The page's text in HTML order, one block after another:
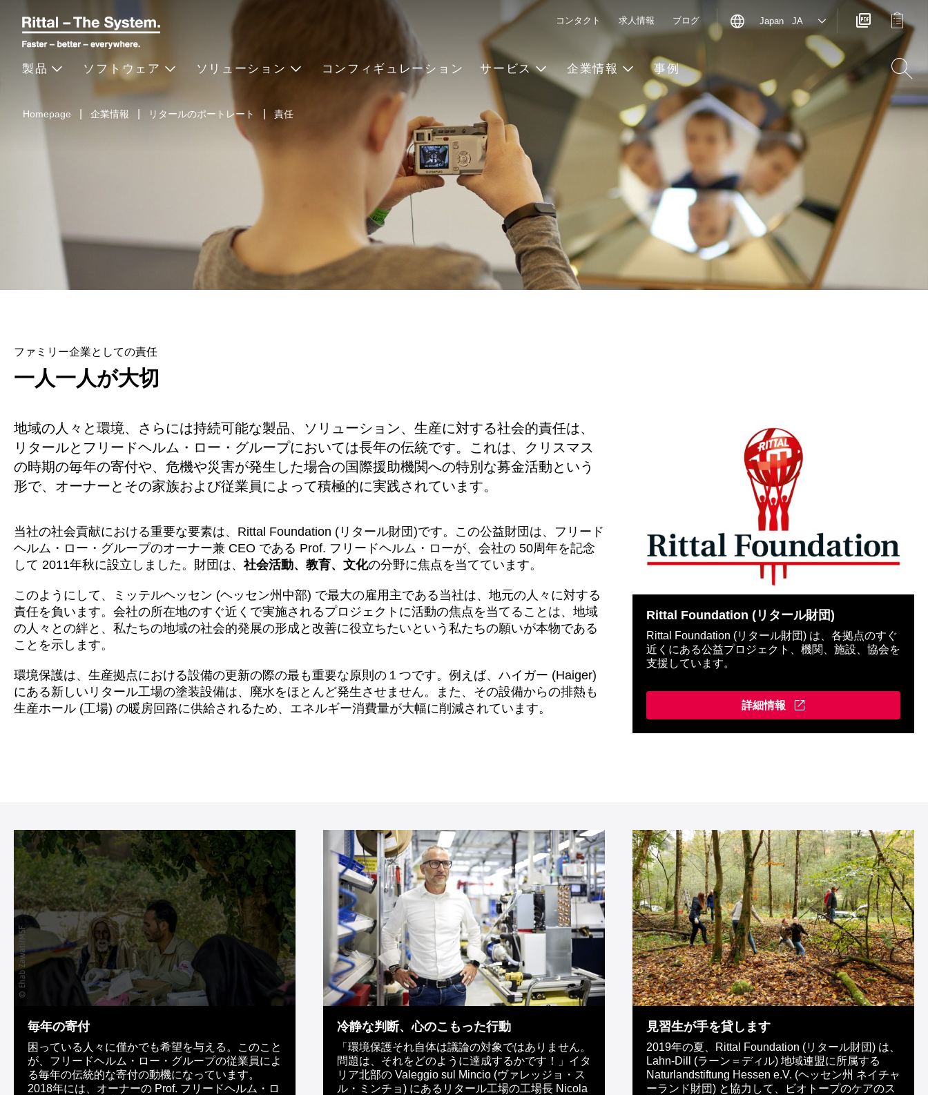
Homepage 企業情報 リタールのポートレート 責任
製品 ソフトウェア ソリューション コンフィギュレーション サービス 企業情報 事例
コンタクト 求人情報 ブログ Japan JA
ファミリー企業としての責任
一人一人が大切
地域の人々と環境、さらには持続可能な製品、ソリューション、生産に対する社会的責任は、
リタールとフリードヘルム・ロー・グループにおいては長年の伝統です。これは、クリスマス
の時期の毎年の寄付や、危機や災害が発生した場合の国際援助機関への特別な募金活動という
形で、オーナーとその家族および従業員によって積極的に実践されています。
当社の社会貢献における重要な要素は、Rittal Foundation (リタール財団)です。この公益財団は、フリード
ヘルム・ロー・グループのオーナー兼 CEO である Prof. フリードヘルム・ローが、会社の 50周年を記念
して 2011年秋に設立しました。財団は、 社会活動、教育、文化の分野に焦点を当てています。
このようにして、ミッテルヘッセン (ヘッセン州中部) で最大の雇用主である当社は、地元の人々に対する
責任を負います。会社の所在地のすぐ近くで実施されるプロジェクトに活動の焦点を当てることは、地域
の人々との絆と、私たちの地域の社会的発展の形成と改善に役立ちたいという私たちの願いが本物である
ことを示します。
環境保護は、生産拠点における設備の更新の際の最も重要な原則の１つです。例えば、ハイガー (Haiger)
にある新しいリタール工場の塗装設備は、廃水をほとんど発生させません。また、その設備からの排熱も
生産ホール (工場) の暖房回路に供給されるため、エネルギー消費量が大幅に削減されています。
Rittal Foundation (リタール財団)
Rittal Foundation (リタール財団) は、各拠点のすぐ
近くにある公益プロジェクト、機関、施設、協会を
支援しています。
詳細情報
毎年の寄付
困っている人々に僅かでも希望を与える。このこと
が、フリードヘルム・ロー・グループの従業員によ
る毎年の伝統的な寄付の動機になっています。
2018年には、オーナーの Prof. フリードヘルム・ロ
冷静な判断、心のこもった行動
「環境保護それ自体は議論の対象ではありません。
問題は、それをどのように達成するかです！」イタ
リア北部の Valeggio sul Mincio (ヴァレッジョ・ス
ル・ミンチョ) にあるリタール工場の工場長 Nicola
見習生が手を貸します
2019年の夏、Rittal Foundation (リタール財団) は、
Lahn-Dill (ラーン＝ディル) 地域連盟に所属する
Naturlandstiftung Hessen e.V. (ヘッセン州 ネイチャ
ーランド財団) と協力して、ビオトープのケアのス